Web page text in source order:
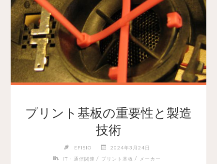
プリント基板の重要性と製造
技術
EFISIO
2024年3月24日
IT・通信関連 / プリント基板 /
メーカー